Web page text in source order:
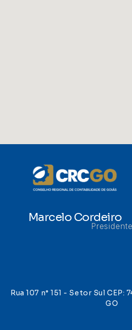
Marcelo Cordeiro
Presidente
Rua 107 n° 151 - Setor Sul
GO